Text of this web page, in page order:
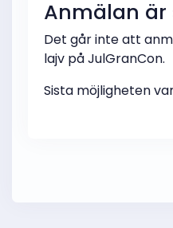
Anmälan är
Det går inte att
lajv på JulGranCon.
Sista möjligheten